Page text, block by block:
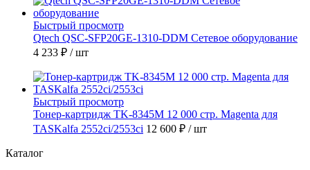
Быстрый просмотр
Qtech QSC-SFP20GE-1310-DDM Сетевое оборудование
4 233 ₽ / шт
Быстрый просмотр
Тонер-картридж TK-8345M 12 000 стр. Magenta для
TASKalfa 2552ci/2553ci 12 600 ₽ / шт
Каталог